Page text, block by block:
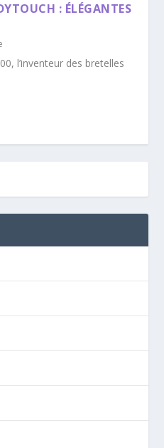
: ÉLÉGANTES
l’inventeur des bretelles